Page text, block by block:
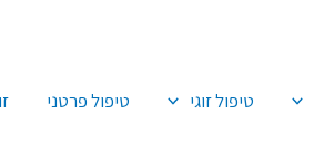
טיפול זוגי טיפול פרטני